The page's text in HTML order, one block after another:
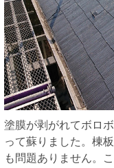
塗膜が剥がれてボロ
って蘇りました。棟
も問題ありません。